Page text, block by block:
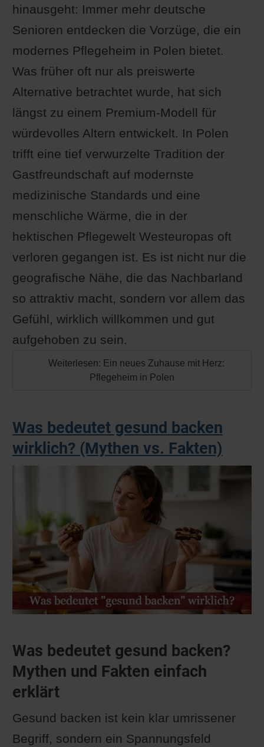
hinausgeht: Immer mehr deutsche
Senioren entdecken die Vorzüge, die ein
modernes Pflegeheim in Polen bietet.
Was früher oft nur als preiswerte
Alternative betrachtet wurde, hat sich
längst zu einem Premium-Modell für
würdevolles Altern entwickelt. In Polen
trifft eine tief verwurzelte Tradition der
Gastfreundschaft auf modernste
medizinische Standards und eine
menschliche Wärme, die in der
hektischen Pflegewelt Westeuropas oft
verloren gegangen ist. Es ist nicht nur die
geografische Nähe, die das Nachbarland
so attraktiv macht, sondern vor allem das
Gefühl, wirklich willkommen und gut
aufgehoben zu sein.
Weiterlesen: Ein neues Zuhause mit Herz:
Pflegeheim in Polen
Was bedeutet gesund backen
wirklich? (Mythen vs. Fakten)
Was bedeutet gesund backen?
Mythen und Fakten einfach
erklärt
Gesund backen ist kein klar umrissener
Begriff, sondern ein Spannungsfeld